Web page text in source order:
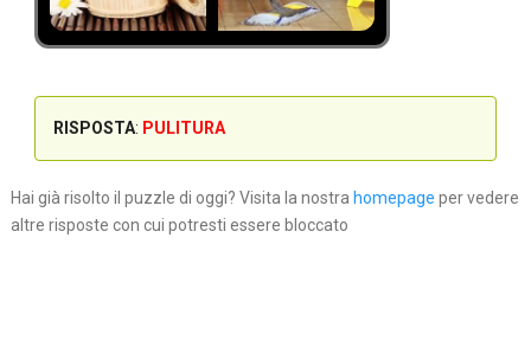
RISPOSTA: PULITURA
Hai già risolto il puzzle di oggi? Visita la nostra homepage per vedere
altre risposte con cui potresti essere bloccato